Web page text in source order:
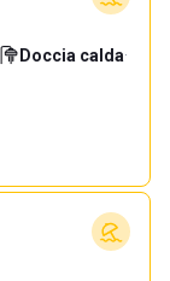
Doccia calda·